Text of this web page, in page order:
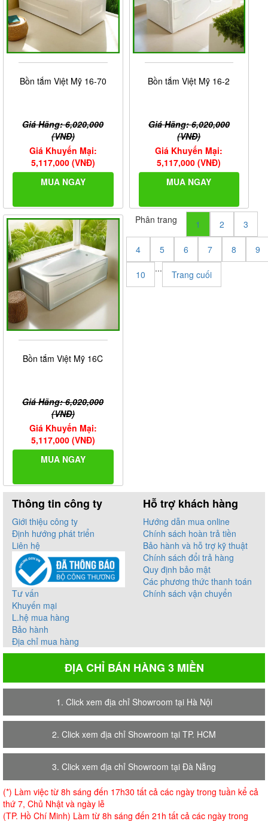
Bồn tắm Việt Mỹ 16-70
Giá Hãng: 6,020,000
(VNĐ)
Giá Khuyến Mại:
5,117,000 (VNĐ)
MUA NGAY
Bồn tắm Việt Mỹ 16-2
Giá Hãng: 6,020,000
(VNĐ)
Giá Khuyến Mại:
5,117,000 (VNĐ)
MUA NGAY
Bồn tắm Việt Mỹ 16C
Giá Hãng: 6,020,000
(VNĐ)
Giá Khuyến Mại:
5,117,000 (VNĐ)
MUA NGAY
Phân trang 1 2 3
4 5 6 7 8 9
10
...
Trang cuối
Thông tin công ty
Giới thiệu công ty
Định hướng phát triển
Liên hệ
Tư vấn
Khuyến mại
L.hệ mua hàng
Bảo hành
Địa chỉ mua hàng
Hỗ trợ khách hàng
Hướng dẫn mua online
Chính sách hoàn trả tiền
Bảo hành và hỗ trợ kỹ thuật
Chính sách đổi trả hàng
Quy định bảo mật
Các phương thức thanh toán
Chính sách vận chuyển
ĐỊA CHỈ BÁN HÀNG 3 MIỀN
1. Click xem địa chỉ Showroom tại Hà Nội
2. Click xem địa chỉ Showroom tại TP. HCM
3. Click xem địa chỉ Showroom tại Đà Nẵng
(*) Làm việc từ 8h sáng đến 17h30 tất cả các ngày trong tuần kể cả
thứ 7, Chủ Nhật và ngày lễ
(TP. Hồ Chí Minh) Làm từ 8h sáng đến 21h tất cả các ngày trong